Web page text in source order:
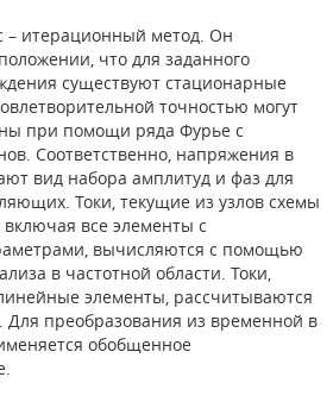
– итерационный метод. Он
что для заданного
существуют стационарные
точностью могут
при помощи ряда Фурье с
Соответственно, напряжения в
вид набора амплитуд и фаз для
Токи, текущие из узлов схемы
все элементы с
вычисляются с помощью
в частотной области. Токи,
элементы, рассчитываются
Для преобразования из временной в
обобщенное